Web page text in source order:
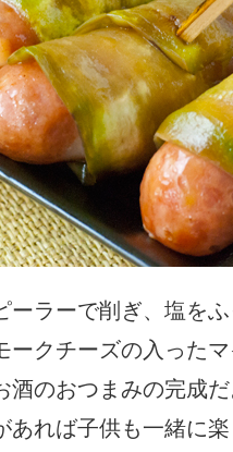
ーラーで削ぎ、塩を
クチーズの入った
のおつまみの完成
あれば子供も一緒に